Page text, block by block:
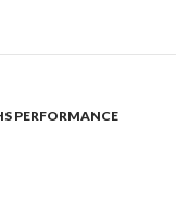
PERFORMANCE